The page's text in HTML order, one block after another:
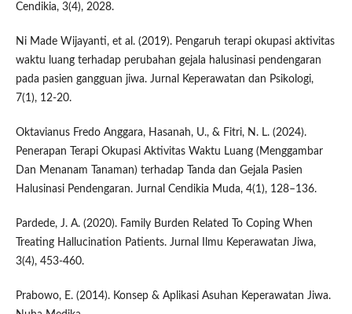
Cendikia, 3(4), 2028.
Ni Made Wijayanti, et al. (2019). Pengaruh terapi okupasi aktivitas
waktu luang terhadap perubahan gejala halusinasi pendengaran
pada pasien gangguan jiwa. Jurnal Keperawatan dan Psikologi,
7(1), 12-20.
Oktavianus Fredo Anggara, Hasanah, U., & Fitri, N. L. (2024).
Penerapan Terapi Okupasi Aktivitas Waktu Luang (Menggambar
Dan Menanam Tanaman) terhadap Tanda dan Gejala Pasien
Halusinasi Pendengaran. Jurnal Cendikia Muda, 4(1), 128–136.
Pardede, J. A. (2020). Family Burden Related To Coping When
Treating Hallucination Patients. Jurnal Ilmu Keperawatan Jiwa,
3(4), 453-460.
Prabowo, E. (2014). Konsep & Aplikasi Asuhan Keperawatan Jiwa.